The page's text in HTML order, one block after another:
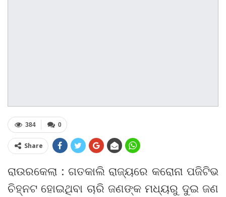
0
384
Share
ରାଉରକେଲା : ଗତକାଲି ରାଜ୍ୟରେ କରୋନା ପଜିଟିଭ
ଚିହ୍ନଟ ହୋଇଥିବା ଚାରି ଜଣଙ୍କ ମଧ୍ୟରୁ ଦୁଇ ଜଣ